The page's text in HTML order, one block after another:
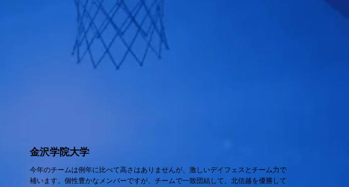
金沢学院大学
今年のチームは例年に比べて高さはありませんが、激しいデイフェスとチーム力で
補います。個性豊かなメンバーですが、チームで一致団結して、北信越を優勝して